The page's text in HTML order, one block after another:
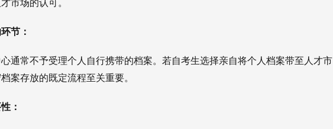
市场的认可。
节：
通常不予受理个人自行携带的档案。若自考生选择亲自将个人档案带至人才市
案存放的既定流程至关重要。
：